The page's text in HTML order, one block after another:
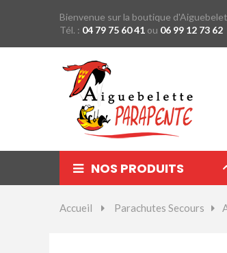
Bienvenue sur la boutique
Tél. : 04 79 75 60 41 ou 06 99 12 73 62
NOS PRODUITS
Parapentes
Accueil > Parachutes Secours >